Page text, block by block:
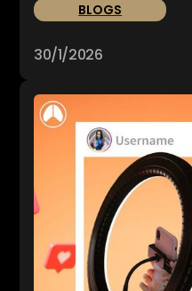
BLOGS
30/1/2026